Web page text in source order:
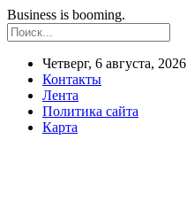
Business is booming.
Четверг, 6 августа, 2026
Контакты
Лента
Политика сайта
Карта